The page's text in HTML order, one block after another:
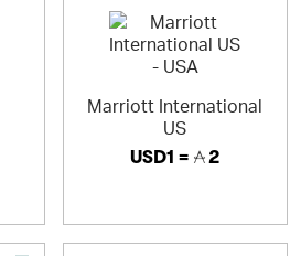
Marriott International
US
USD1 = 2